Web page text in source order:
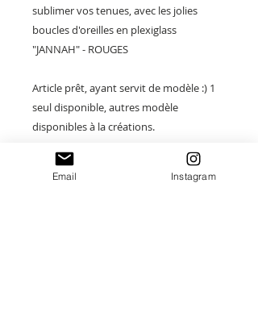
sublimer vos tenues, avec les jolies
boucles d'oreilles en plexiglass
"JANNAH" - ROUGES
Article prêt, ayant servit de modèle :) 1
seul disponible, autres modèle
disponibles à la créations.
Taille : 5.5 x 6 cm
Email Instagram